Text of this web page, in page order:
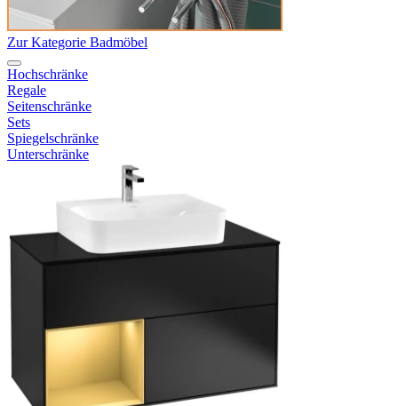
Zur Kategorie Badmöbel
Hochschränke
Regale
Seitenschränke
Sets
Spiegelschränke
Unterschränke